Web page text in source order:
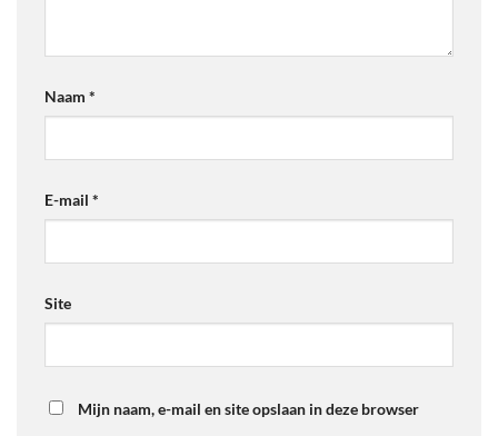
Naam *
E-mail *
Site
Mijn naam, e-mail en site opslaan in deze browser